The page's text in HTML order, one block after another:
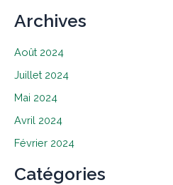
Archives
Août 2024
Juillet 2024
Mai 2024
Avril 2024
Février 2024
Catégories